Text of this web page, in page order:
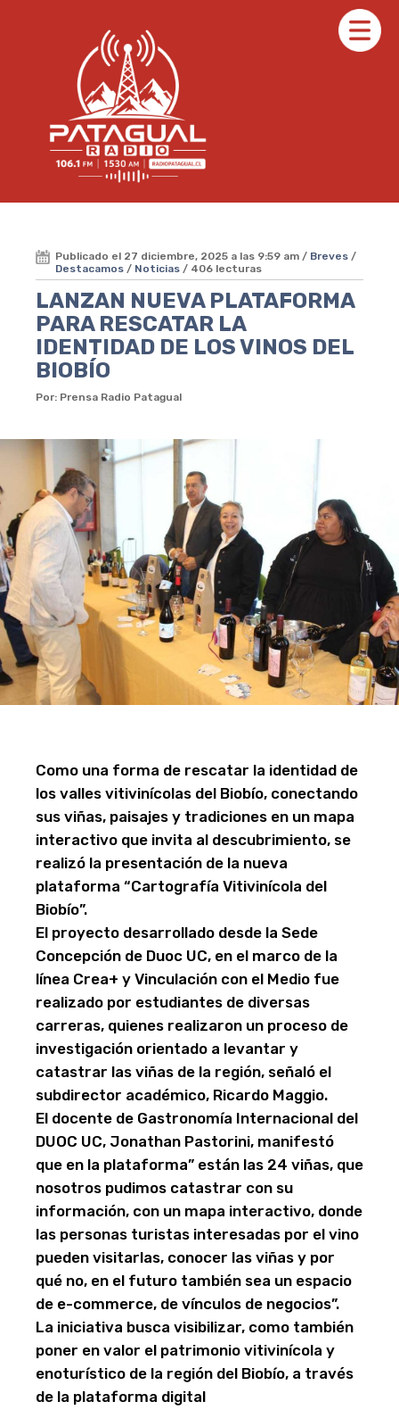
Publicado el 27 diciembre, 2025 a las 9:59 am / Breves /
Destacamos / Noticias / 406 lecturas
LANZAN NUEVA PLATAFORMA
PARA RESCATAR LA
IDENTIDAD DE LOS VINOS DEL
BIOBÍO
Por: Prensa Radio Patagual
Como una forma de rescatar la identidad de
los valles vitivinícolas del Biobío, conectando
sus viñas, paisajes y tradiciones en un mapa
interactivo que invita al descubrimiento, se
realizó la presentación de la nueva
plataforma “Cartografía Vitivinícola del
Biobío”.
El proyecto desarrollado desde la Sede
Concepción de Duoc UC, en el marco de la
línea Crea+ y Vinculación con el Medio fue
realizado por estudiantes de diversas
carreras, quienes realizaron un proceso de
investigación orientado a levantar y
catastrar las viñas de la región, señaló el
subdirector académico, Ricardo Maggio.
El docente de Gastronomía Internacional del
DUOC UC, Jonathan Pastorini, manifestó
que en la plataforma” están las 24 viñas, que
nosotros pudimos catastrar con su
información, con un mapa interactivo, donde
las personas turistas interesadas por el vino
pueden visitarlas, conocer las viñas y por
qué no, en el futuro también sea un espacio
de e-commerce, de vínculos de negocios”.
La iniciativa busca visibilizar, como también
poner en valor el patrimonio vitivinícola y
enoturístico de la región del Biobío, a través
de la plataforma digital